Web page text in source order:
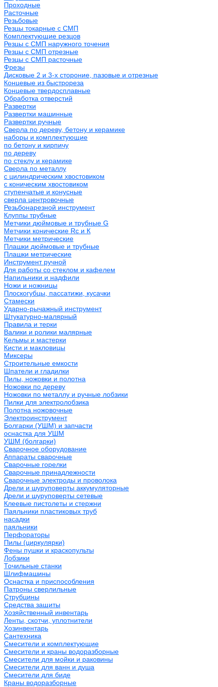
Проходные
Расточные
Резьбовые
Резцы токарные с СМП
Комплектующие резцов
Резцы с СМП наружного точения
Резцы с СМП отрезные
Резцы с СМП расточные
Фрезы
Дисковые 2 и 3-х стороние, пазовые и отрезные
Концевые из быстрореза
Концевые твердосплавные
Обработка отверстий
Развертки
Развертки машинные
Развертки ручные
Сверла по дереву, бетону и керамике
наборы и комплектующие
по бетону и кирпичу
по дереву
по стеклу и керамике
Сверла по металлу
c цилиндрическим хвостовиком
c коническим хвостовиком
cтупенчатые и конусные
сверла центровочные
Резьбонарезной инструмент
Клуппы трубные
Метчики дюймовые и трубные G
Метчики конические Rc и К
Метчики метрические
Плашки дюймовые и трубные
Плашки метрические
Инструмент ручной
Для работы со стеклом и кафелем
Напильники и надфили
Ножи и ножницы
Плоскогубцы, пассатижи, кусачки
Стамески
Ударно-рычажный инструмент
Штукатурно-малярный
Правила и терки
Валики и ролики малярные
Кельмы и мастерки
Кисти и макловицы
Миксеры
Строительные емкости
Шпатели и гладилки
Пилы, ножовки и полотна
Ножовки по дереву
Ножовки по металлу и ручные лобзики
Пилки для электролобзика
Полотна ножовочные
Электроинструмент
Болгарки (УШМ) и запчасти
оснастка для УШМ
УШМ (болгарки)
Сварочное оборудование
Аппараты сварочные
Сварочные горелки
Сварочные принадлежности
Сварочные электроды и проволока
Дрели и шуруповерты аккумуляторные
Дрели и шуруповерты сетевые
Клеевые пистолеты и стержни
Паяльники пластиковых труб
насадки
паяльники
Перфораторы
Пилы (циркулярки)
Фены пушки и краскопульты
Лобзики
Точильные станки
Шлифмашины
Оснастка и приспособления
Патроны сверлильные
Струбцины
Средства защиты
Хозяйственный инвентарь
Ленты, скотчи, уплотнители
Хозинвентарь
Сантехника
Смесители и комплектующие
Смесители и краны водоразборные
Смесители для мойки и раковины
Смесители для ванн и душа
Смесители для биде
Краны водоразборные